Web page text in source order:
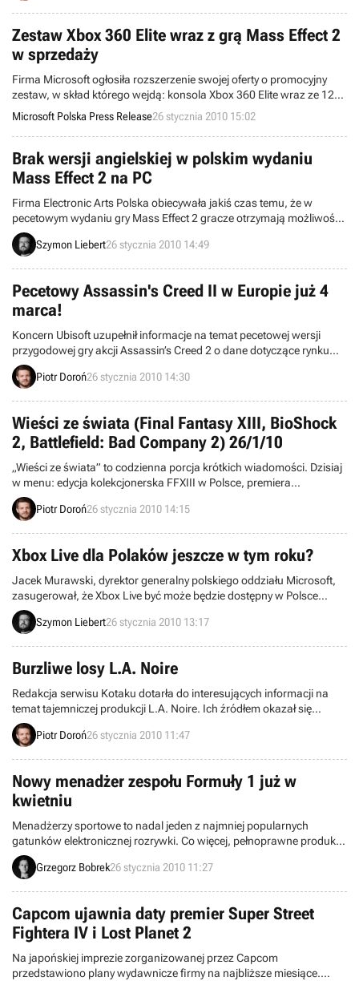
Zestaw Xbox 360 Elite wraz z grą Mass Effect 2
w sprzedaży
Firma Microsoft ogłosiła rozszerzenie swojej oferty o promocyjny
zestaw, w skład którego wejdą: konsola Xbox 360 Elite wraz ze 120
GB dyskiem twardym, a także najnowszy hit – gra Mass Effect 2.
Microsoft Polska Press Release26 stycznia 2010 15:02
Brak wersji angielskiej w polskim wydaniu
Mass Effect 2 na PC
Firma Electronic Arts Polska obiecywała jakiś czas temu, że w
pecetowym wydaniu gry Mass Effect 2 gracze otrzymają możliwość
wyboru wersji językowej, w przypadku gdyby komuś nie podobała
się krytykowana przez niektórych graczy polonizacja. W
Szymon Liebert26 stycznia 2010 14:49
Pecetowy Assassin's Creed II w Europie już 4
marca!
Koncern Ubisoft uzupełnił informacje na temat pecetowej wersji
przygodowej gry akcji Assassin’s Creed 2 o dane dotyczące rynku
europejskiego. Dowiedzieliśmy się w ten sposób, że produkcja trafi
do sklepów na Starym Kontynencie 4 marca – aż dwanaście dni
Piotr Doroń26 stycznia 2010 14:30
Wieści ze świata (Final Fantasy XIII, BioShock
2, Battlefield: Bad Company 2) 26/1/10
„Wieści ze świata” to codzienna porcja krótkich wiadomości. Dzisiaj
w menu: edycja kolekcjonerska FFXIII w Polsce, premiera
rozszerzenia do Grand Ages: Rome, środa w Xbox Live Arcade,
nowa gra studia PlatinumGames, I Am Alive z trybem multiplayer i
Piotr Doroń26 stycznia 2010 14:15
Xbox Live dla Polaków jeszcze w tym roku?
Jacek Murawski, dyrektor generalny polskiego oddziału Microsoft,
zasugerował, że Xbox Live być może będzie dostępny w Polsce
jeszcze w tym roku. Chociaż z takiego stanu rzeczy żartowaliśmy na
ostatnie Prima Aprilis to tym razem sprawa jest bardziej poważna.
Szymon Liebert26 stycznia 2010 13:17
Burzliwe losy L.A. Noire
Redakcja serwisu Kotaku dotarła do interesujących informacji na
temat tajemniczej produkcji L.A. Noire. Ich źródłem okazał się
użytkownik Twittera o pseudonimie „veracious_shit”, utrzymujący
rzekomo bliski kontakt z pracownikami ekipy Team Bondi. Z
Piotr Doroń26 stycznia 2010 11:47
Nowy menadżer zespołu Formuły 1 już w
kwietniu
Menadżerzy sportowe to nadal jeden z najmniej popularnych
gatunków elektronicznej rozrywki. Co więcej, pełnoprawne produkty
otrzymują regularnie jedynie miłośnicy piłki nożnej. Tym bardziej
cieszy decyzja Kalypso Media, która postanowiła spróbować swoich
Grzegorz Bobrek26 stycznia 2010 11:27
Capcom ujawnia daty premier Super Street
Fightera IV i Lost Planet 2
Na japońskiej imprezie zorganizowanej przez Capcom
przedstawiono plany wydawnicze firmy na najbliższe miesiące.